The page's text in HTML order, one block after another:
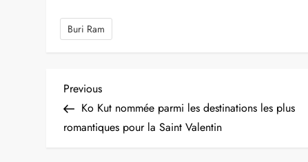
Buri Ram
N
a
Previous
Post
Previous
Ko Kut nommée parmi les destinations les plus
romantiques pour la Saint Valentin